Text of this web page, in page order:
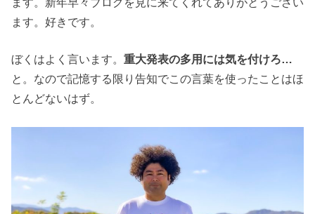
ます。好きです。
ぼくはよく言います。 重大発表の多用には気を付けろ…
と。なので記憶する限り告知でこの言葉を使ったことはほ
とんどないはず。